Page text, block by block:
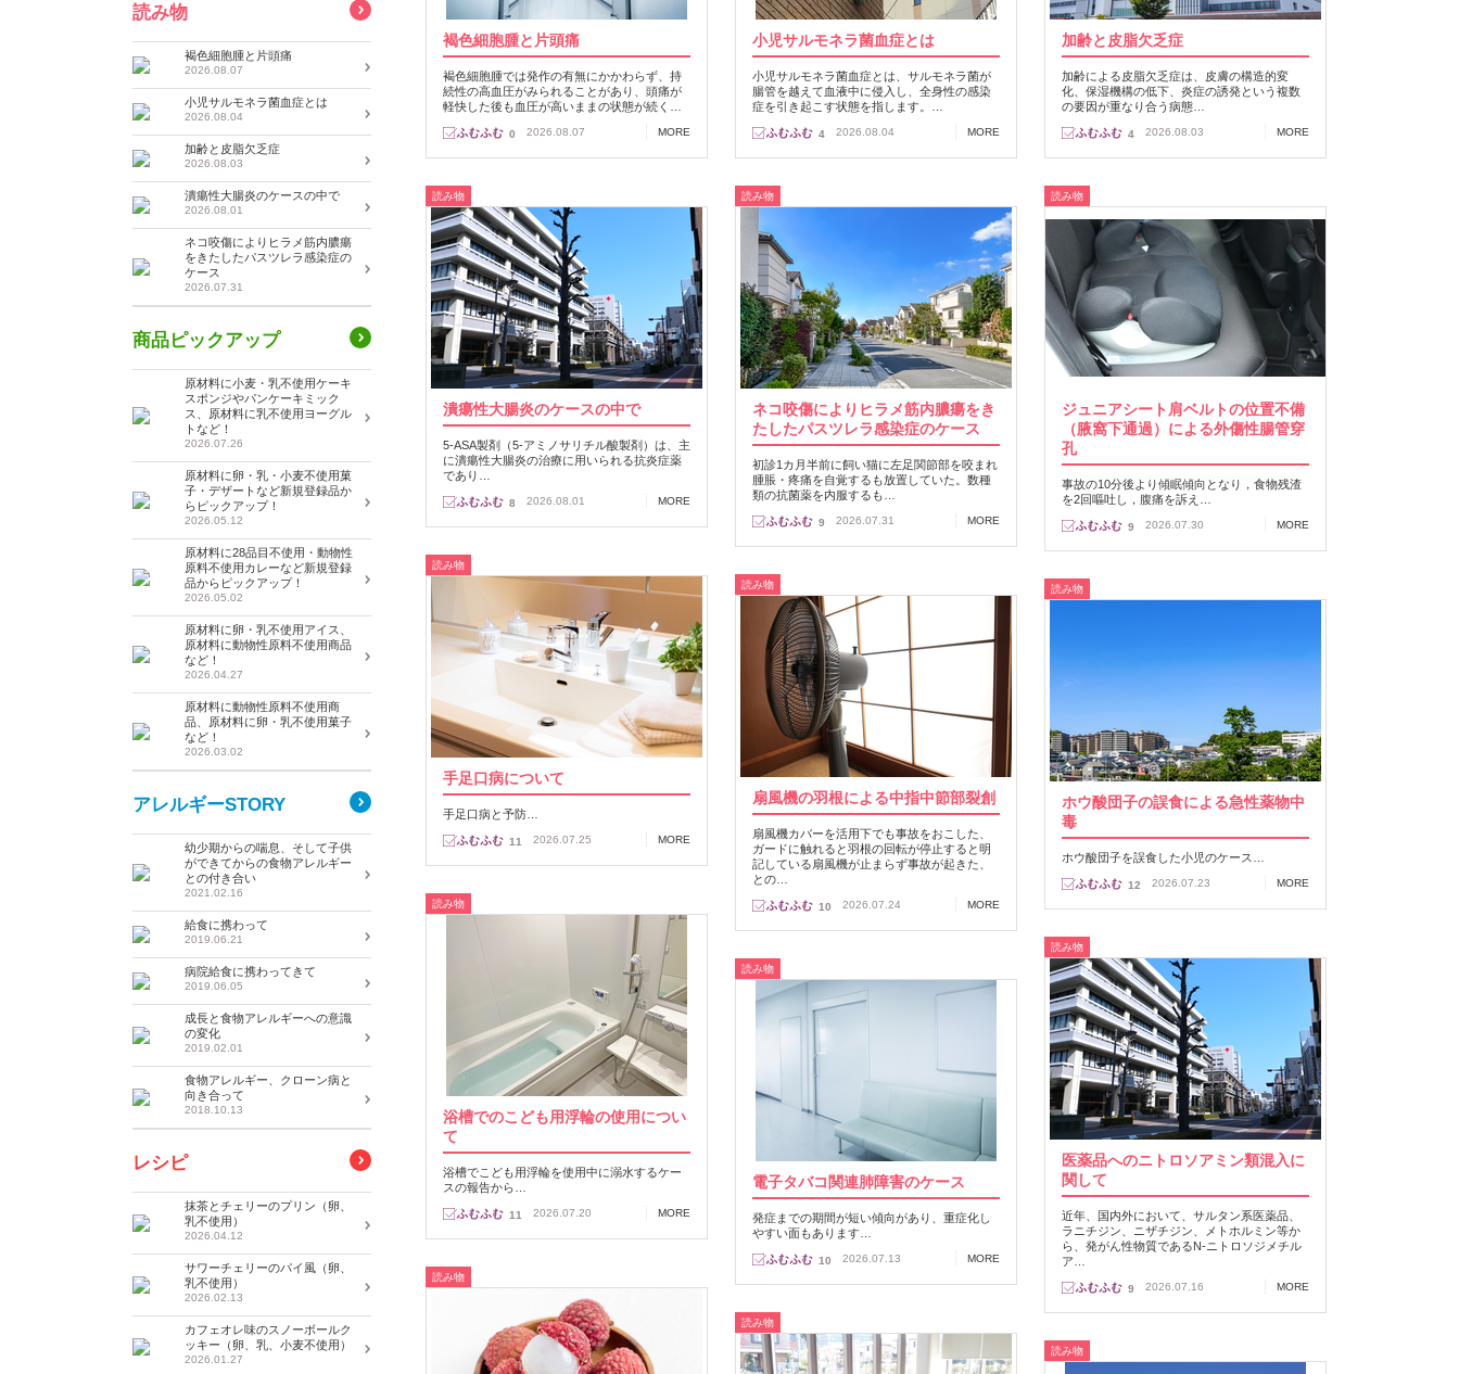
褐色細胞腫と片頭痛
褐色細胞腫では発作の有無にかかわらず、持
続性の高血圧がみられることがあり、頭痛が
軽快した後も血圧が高いままの状態が続く…
0 2026.08.07 MORE
小児サルモネラ菌血症とは
小児サルモネラ菌血症とは、サルモネラ菌が
腸管を越えて血液中に侵入し、全身性の感染
症を引き起こす状態を指します。…
4 2026.08.04 MORE
加齢と皮脂欠乏症
加齢による皮脂欠乏症は、皮膚の構造的変
化、保湿機構の低下、炎症の誘発という複数
の要因が重なり合う病態…
4 2026.08.03 MORE
読み物
潰瘍性大腸炎のケースの中で
5-ASA製剤（5-アミノサリチル酸製剤）は、主
に潰瘍性大腸炎の治療に用いられる抗炎症薬
であり…
8 2026.08.01 MORE
読み物
ネコ咬傷によりヒラメ筋内膿瘍をき
たしたパスツレラ感染症のケース
初診1カ月半前に飼い猫に左足関節部を咬まれ
腫脹・疼痛を自覚するも放置していた。数種
類の抗菌薬を内服するも…
9 2026.07.31 MORE
読み物
ジュニアシート肩ベルトの位置不備
（腋窩下通過）による外傷性腸管穿
孔
事故の10分後より傾眠傾向となり，食物残渣
を2回嘔吐し，腹痛を訴え…
9 2026.07.30 MORE
読み物
手足口病について
手足口病と予防…
11 2026.07.25 MORE
読み物
扇風機の羽根による中指中節部裂創
扇風機カバーを活用下でも事故をおこした、
ガードに触れると羽根の回転が停止すると明
記している扇風機が止まらず事故が起きた、
との…
10 2026.07.24 MORE
読み物
ホウ酸団子の誤食による急性薬物中
毒
ホウ酸団子を誤食した小児のケース…
12 2026.07.23
MORE
読み物
浴槽でのこども用浮輪の使用につい
て
浴槽でこども用浮輪を使用中に溺水するケー
スの報告から…
11 2026.07.20 MORE
読み物
医薬品へのニトロソアミン類混入に
関して
近年、国内外において、サルタン系医薬品、
ラニチジン、ニザチジン、メトホルミン等か
ら、発がん性物質であるN‐ニトロソジメチル
ア…
9 2026.07.16 MORE
読み物
電子タバコ関連肺障害のケース
発症までの期間が短い傾向があり、重症化し
やすい面もあります…
10 2026.07.13
MORE
読み物
読み物
読み物
読み物
褐色細胞腫と片頭痛
2026.08.07
小児サルモネラ菌血症とは
2026.08.04
加齢と皮脂欠乏症
2026.08.03
潰瘍性大腸炎のケースの中で
2026.08.01
ネコ咬傷によりヒラメ筋内膿瘍
をきたしたパスツレラ感染症の
ケース
2026.07.31
商品ピックアップ
原材料に小麦・乳不使用ケーキ
スポンジやパンケーキミック
ス、原材料に乳不使用ヨーグル
トなど！
2026.07.26
原材料に卵・乳・小麦不使用菓
子・デザートなど新規登録品か
らピックアップ！
2026.05.12
原材料に28品目不使用・動物性
原料不使用カレーなど新規登録
品からピックアップ！
2026.05.02
原材料に卵・乳不使用アイス、
原材料に動物性原料不使用商品
など！
2026.04.27
原材料に動物性原料不使用商
品、原材料に卵・乳不使用菓子
など！
2026.03.02
アレルギーSTORY
幼少期からの喘息、そして子供
ができてからの食物アレルギー
との付き合い
2021.02.16
給食に携わって
2019.06.21
病院給食に携わってきて
2019.06.05
成長と食物アレルギーへの意識
の変化
2019.02.01
食物アレルギー、クローン病と
向き合って
2018.10.13
レシピ
抹茶とチェリーのプリン（卵、
乳不使用）
2026.04.12
サワーチェリーのパイ風（卵、
乳不使用）
2026.02.13
カフェオレ味のスノーボールク
ッキー（卵、乳、小麦不使用）
2026.01.27